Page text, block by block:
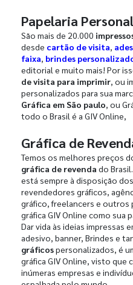
Papelaria
São mais de 20.000
desde cartão de visita,
faixa, brindes
editorial e muito mais! Por
de visita para imprimir, ou
personalizados para sua
Gráfica em São paulo, ou
todo o Brasil é a GIV Online,
Gráfica de
Temos os melhores preços
gráfica de revenda do
está sempre à disposição
revendedores gráficos,
gráfico, freelancers e outros
gráfica GIV Online como sua
Dar vida às ideias impressas
adesivo, banner, Brindes e
gráficospersonalizados, é
gráfica GIV Online, visto que
inúmeras empresas e